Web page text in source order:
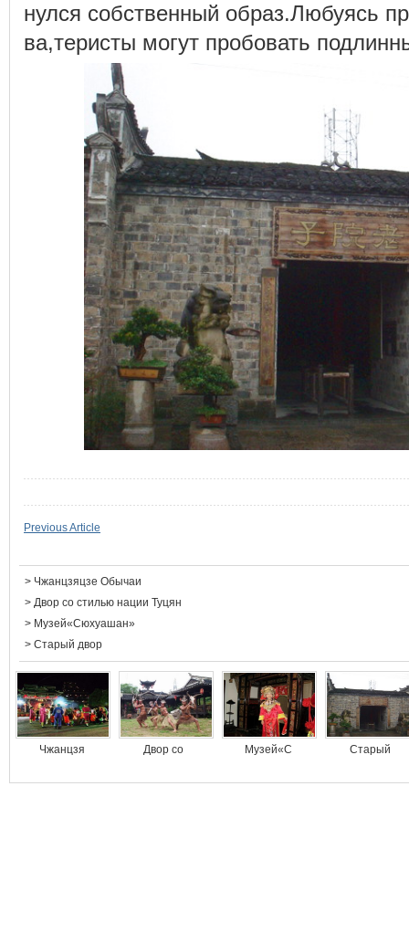
нулся собственный образ.Любуясь
ва,теристы могут пробовать
Previous Article
> Чжанцзяцзе Обычаи
> Двор со стилью нации Туцян
> Музей«Сюхуашан»
> Старый двор
Чжанцзя Двор со Музей«С Старый